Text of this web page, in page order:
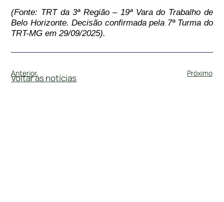
(Fonte: TRT da 3ª Região – 19ª Vara do Trabalho de
Belo Horizonte. Decisão confirmada pela 7ª Turma do
TRT-MG em 29/09/2025).
Anterior Próximo
Voltar às notícias